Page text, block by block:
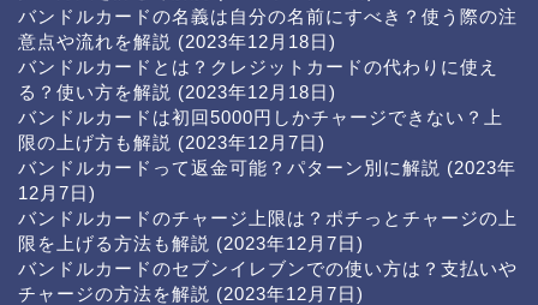
バンドルカードの名義は自分の名前にすべき？使う際の注
意点や流れを解説 (2023年12月18日)
バンドルカードとは？クレジットカードの代わりに使え
る？使い方を解説 (2023年12月18日)
バンドルカードは初回5000円しかチャージできない？上
限の上げ方も解説 (2023年12月7日)
バンドルカードって返金可能？パターン別に解説 (2023年
12月7日)
バンドルカードのチャージ上限は？ポチっとチャージの上
限を上げる方法も解説 (2023年12月7日)
バンドルカードのセブンイレブンでの使い方は？支払いや
チャージの方法を解説 (2023年12月7日)